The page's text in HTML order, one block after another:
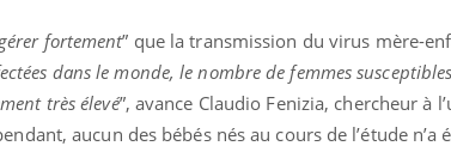
fortement” que la transmission du virus mère-
dans le monde, le nombre de femmes
très élevé”, avance Claudio Fenizia, chercheur à
aucun des bébés nés au cours de l’étude n’a